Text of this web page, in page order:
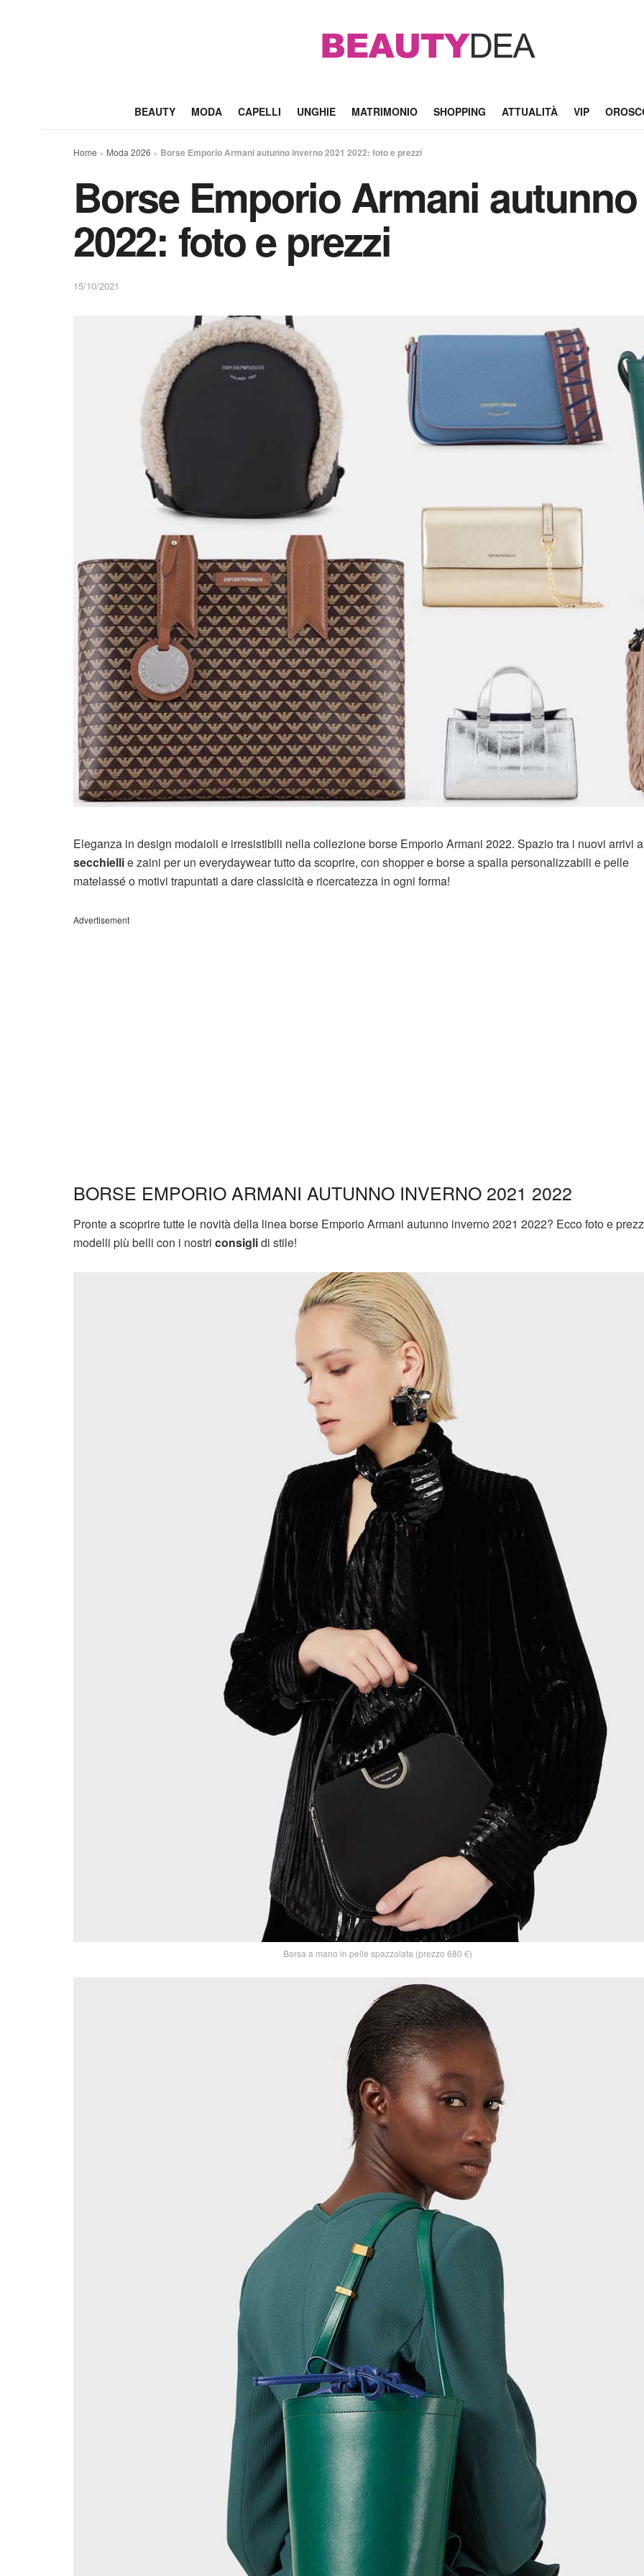
BEAUTY MODA CAPELLI UNGHIE MATRIMONIO SHOPPING ATTUALITÀ VIP
Home » Moda 2026 » Borse Emporio Armani autunno inverno 2021 2022: foto e prezzi
Borse Emporio Armani autunno
2022: foto e prezzi
15/10/2021
Eleganza in design modaioli e irresistibili nella collezione borse Emporio Armani 2022. Spazio tra i nuovi arrivi a
secchiellie zaini per un everydaywear tutto da scoprire, con shopper e borse a spalla personalizzabili e pelle
matelassé o motivi trapuntati a dare classicità e ricercatezza in ogni forma!
Advertisement
BORSE EMPORIO ARMANI AUTUNNO INVERNO 2021 2022
Pronte a scoprire tutte le novità della linea borse Emporio Armani autunno inverno 2021 2022? Ecco foto e
modelli più belli con i nostri consiglidi stile!
Borsa a mano in pelle spazzolata (prezzo 680 €)